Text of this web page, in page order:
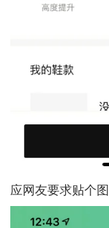
应网友要求贴个图